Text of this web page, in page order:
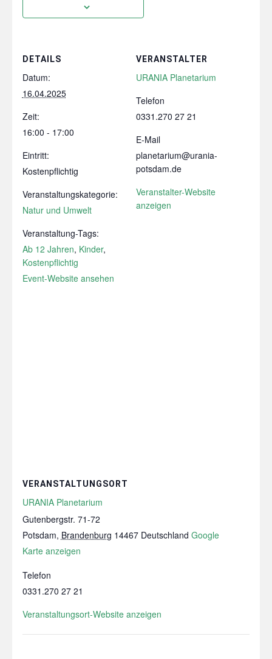
DETAILS
Datum:
16.04.2025
Zeit:
16:00 - 17:00
Eintritt:
Kostenpflichtig
Veranstaltungskategorie:
Natur und Umwelt
Veranstaltung-Tags:
Ab 12 Jahren, Kinder,
Kostenpflichtig
Event-Website ansehen
VERANSTALTER
URANIA Planetarium
Telefon
0331.270 27 21
E-Mail
planetarium@urania-
potsdam.de
Veranstalter-Website
anzeigen
VERANSTALTUNGSORT
URANIA Planetarium
Gutenbergstr. 71-72
Potsdam, Brandenburg 14467 Deutschland Google
Karte anzeigen
Telefon
0331.270 27 21
Veranstaltungsort-Website anzeigen